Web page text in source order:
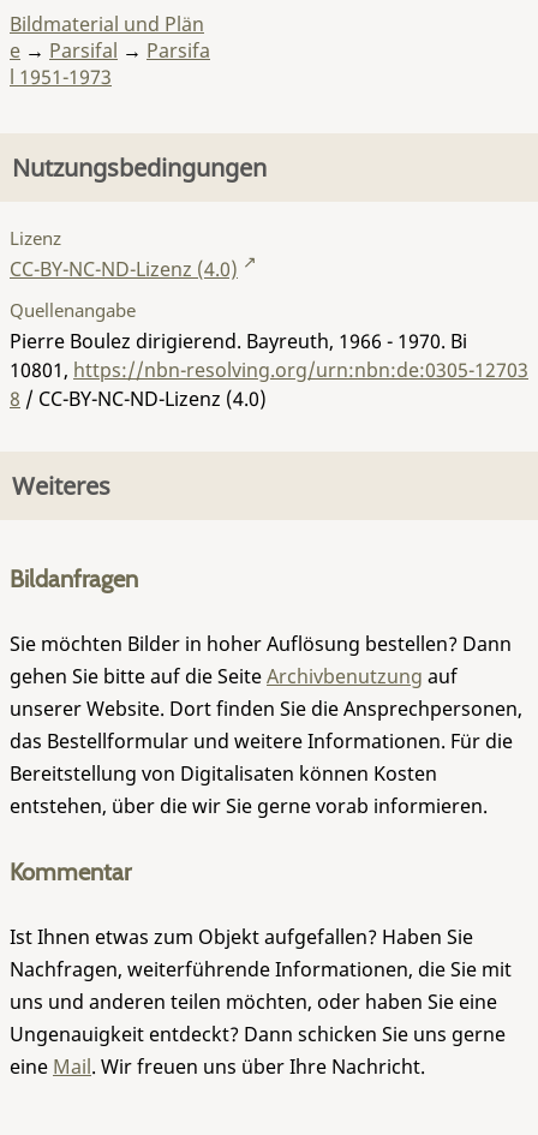
Bildmaterial und Plän
e → Parsifal → Parsifa
l 1951-1973
Nutzungsbedingungen
Lizenz
CC-BY-NC-ND-Lizenz (4.0)
Quellenangabe
Pierre Boulez dirigierend. Bayreuth, 1966 - 1970. Bi
10801, https://nbn-resolving.org/urn:nbn:de:0305-12703
8 / CC-BY-NC-ND-Lizenz (4.0)
Weiteres
Bildanfragen
Sie möchten Bilder in hoher Auflösung bestellen? Dann
gehen Sie bitte auf die SeiteArchivbenutzung auf
unserer Website. Dort finden Sie die Ansprechpersonen,
das Bestellformular und weitere Informationen. Für die
Bereitstellung von Digitalisaten können Kosten
entstehen, über die wir Sie gerne vorab informieren.
Kommentar
Ist Ihnen etwas zum Objekt aufgefallen? Haben Sie
Nachfragen, weiterführende Informationen, die Sie mit
uns und anderen teilen möchten, oder haben Sie eine
Ungenauigkeit entdeckt? Dann schicken Sie uns gerne
eine Mail. Wir freuen uns über Ihre Nachricht.